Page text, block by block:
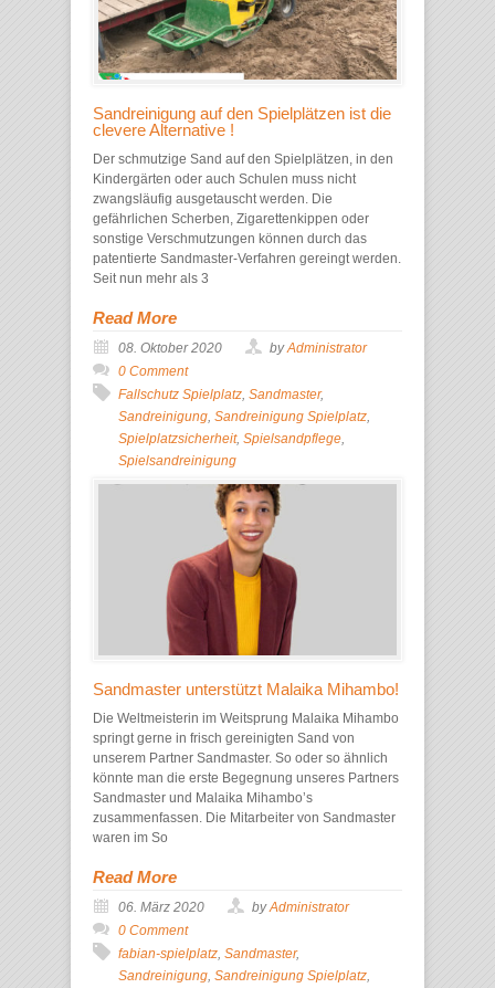
Sandreinigung auf den Spielplätzen ist die
clevere Alternative !
Der schmutzige Sand auf den Spielplätzen, in den
Kindergärten oder auch Schulen muss nicht
zwangsläufig ausgetauscht werden. Die
gefährlichen Scherben, Zigarettenkippen oder
sonstige Verschmutzungen können durch das
patentierte Sandmaster-Verfahren gereingt werden.
Seit nun mehr als 3
Read More
08. Oktober 2020 byAdministrator
0 Comment
Fallschutz Spielplatz Sandmaster,
Sandreinigung Sandreinigung Spielplatz
Spielplatzsicherheit, Spielsandpflege
Spielsandreinigung
Sandmaster unterstützt Malaika Mihambo!
Die Weltmeisterin im Weitsprung Malaika Mihambo
springt gerne in frisch gereinigten Sand von
unserem Partner Sandmaster. So oder so ähnlich
könnte man die erste Begegnung unseres Partners
Sandmaster und Malaika Mihambo’s
zusammenfassen. Die Mitarbeiter von Sandmaster
waren im So
Read More
06. März 2020 byAdministrator
0 Comment
fabian-spielplatz Sandmaster,
Sandreinigung Sandreinigung Spielplatz